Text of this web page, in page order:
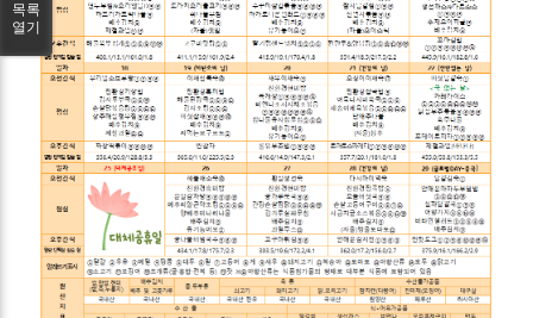
목록
열기